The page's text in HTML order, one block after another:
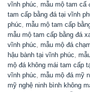
vĩnh phúc, mẫu mộ tam cấ
tam cấp bằng đá tại vĩnh
phúc, mẫu mộ tam cấp
mẫu mộ tam cấp bằng đá
vĩnh phúc, mẫu mộ đá
hậu bành tại vĩnh phúc,
mộ đá không mái tam cấp
vĩnh phúc, mẫu mộ đá mỹ
mỹ nghệ ninh bình không